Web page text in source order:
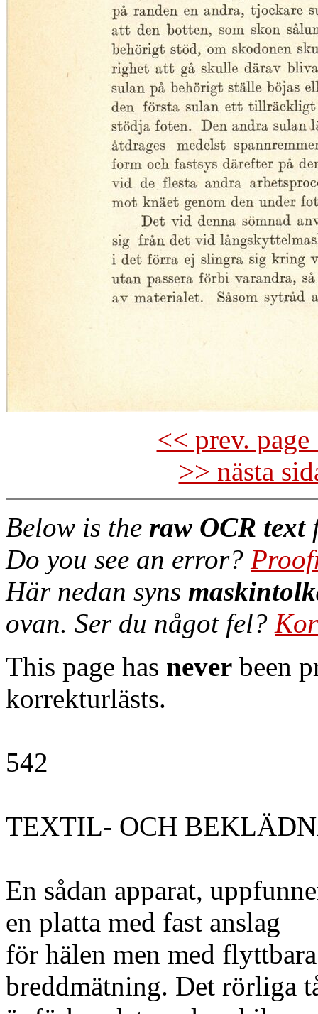
<< prev.
>> nästa
Below is the raw OCR text
Do you see an error?
Här nedan syns
ovan. Ser du något fel?
This page has never been
korrekturlästs.
542
TEXTIL- OCH
En sådan apparat,
en platta med fast anslag
för hälen men med
breddmätning. Det rörliga